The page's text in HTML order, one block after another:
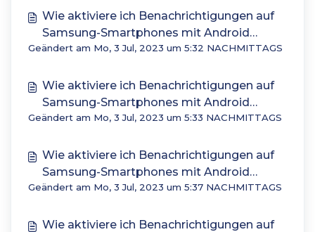
Wie aktiviere ich Benachrichtigungen auf
Samsung-Smartphones mit Android
Version 11?
Geändert am Mo, 3 Jul, 2023 um 5:32 NACHMITTAGS
Wie aktiviere ich Benachrichtigungen auf
Samsung-Smartphones mit Android
Version 9 oder 10?
Geändert am Mo, 3 Jul, 2023 um 5:33 NACHMITTAGS
Wie aktiviere ich Benachrichtigungen auf
Samsung-Smartphones mit Android
Version 8?
Geändert am Mo, 3 Jul, 2023 um 5:37 NACHMITTAGS
Wie aktiviere ich Benachrichtigungen auf